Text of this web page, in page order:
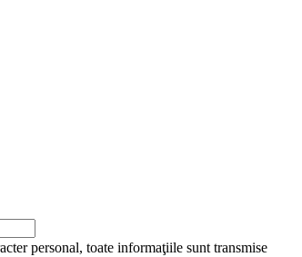
personal, toate informaţiile sunt transmise